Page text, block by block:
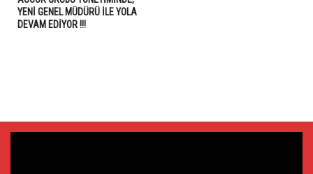
YENİ GENEL MÜDÜRÜ İLE YOLA
DEVAM EDİYOR !!!